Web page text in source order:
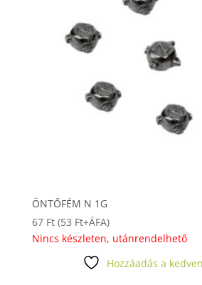
ÖNTŐFÉM N 1G
67 Ft (53 Ft+ÁFA)
Nincs készleten, utánrendelhető
Hozzáadás a